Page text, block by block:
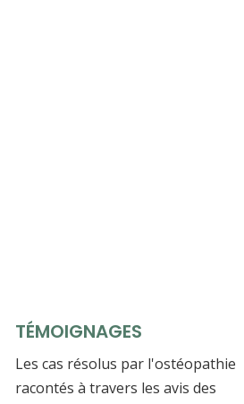
TÉMOIGNAGES
Les cas résolus par l'ostéopathie
racontés à travers les avis des